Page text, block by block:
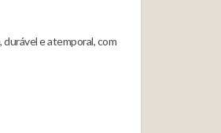
e atemporal, com